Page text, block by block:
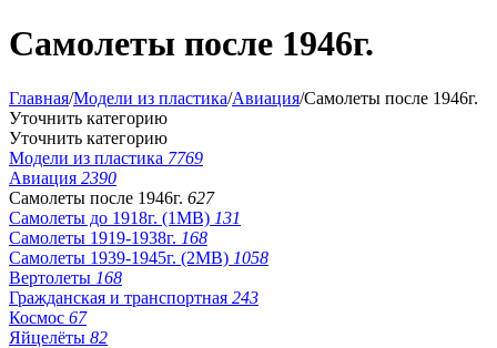
Самолеты после 1946г.
Главная/Модели из пластика/Авиация/Самолеты после 1946г.
Уточнить категорию
Уточнить категорию
Модели из пластика 7769
Авиация 2390
Самолеты после 1946г. 627
Самолеты до 1918г. (1МВ) 131
Самолеты 1919-1938г. 168
Самолеты 1939-1945г. (2МВ) 1058
Вертолеты 168
Гражданская и транспортная 243
Космос 67
Яйцелёты 82